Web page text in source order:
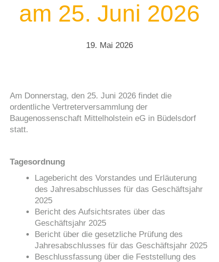
am 25. Juni 2026
19. Mai 2026
Am Donnerstag, den 25. Juni 2026 findet die
ordentliche Vertreterversammlung der
Baugenossenschaft Mittelholstein eG in Büdelsdorf
statt.
Tagesordnung
Lagebericht des Vorstandes und Erläuterung
des Jahresabschlusses für das Geschäftsjahr
2025
Bericht des Aufsichtsrates über das
Geschäftsjahr 2025
Bericht über die gesetzliche Prüfung des
Jahresabschlusses für das Geschäftsjahr 2025
Beschlussfassung über die Feststellung des